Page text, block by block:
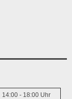
14:00 - 18:00 Uhr